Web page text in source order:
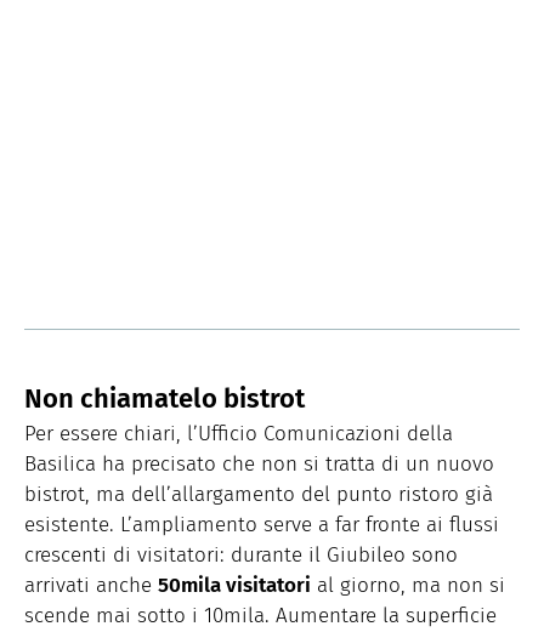
Non chiamatelo bistrot
Per essere chiari, l’Ufficio Comunicazioni della
Basilica ha precisato che non si tratta di un nuovo
bistrot, ma dell’allargamento del punto ristoro già
esistente. L’ampliamento serve a far fronte ai flussi
crescenti di visitatori: durante il Giubileo sono
arrivati anche 50mila visitatori al giorno, ma non si
scende mai sotto i 10mila. Aumentare la superficie